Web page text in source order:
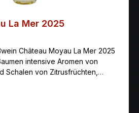
La Mer 2025
Château Moyau La Mer 2025
intensive Aromen von
Schalen von Zitrusfrüchten,
angenehmen Finish von weißem